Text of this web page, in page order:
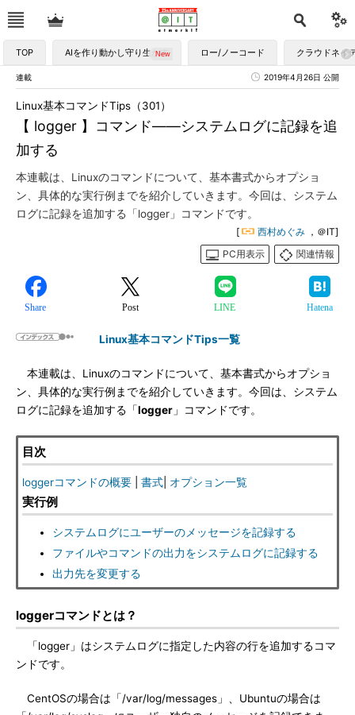
TOP AIを作り動かし守り生かす ロー/ノーコード クラウドネイ
連載 2019年4月26日 公開
【 logger 】コマンド――システムログに記録を追
加する
Linux基本コマンドTips（301）
本連載は、Linuxのコマンドについて、基本書式からオプショ
ン、具体的な実行例までを紹介していきます。今回は、システム
ログに記録を追加する「logger」コマンドです。
[ 西村めぐみ ，＠IT]
PC用表示
関連情報
Share Post LINE Hatena
Linux基本コマンドTips一覧
本連載は、Linuxのコマンドについて、基本書式からオプショ
ン、具体的な実行例までを紹介していきます。今回は、システム
ログに記録を追加する「logger 」コマンドです。
目次
loggerコマンドの概要 書式 オプション一覧
実行例
システムログにユーザーのメッセージを記録する
ファイルやコマンドの出力をシステムログに記録する
出力先を変更する
loggerコマンドとは？
「logger」はシステムログに指定した内容の行を追加するコマ
ンドです。
CentOSの場合は「/var/log/messages」、Ubuntuの場合は